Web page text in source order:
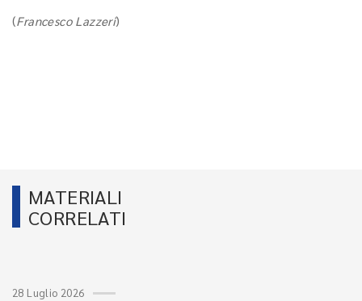
(Francesco Lazzeri)
MATERIALI
CORRELATI
28 Luglio 2026